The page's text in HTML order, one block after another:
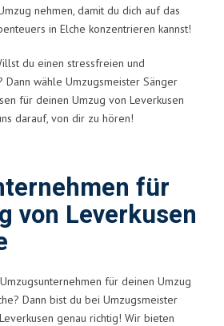
nehmen, damit du dich auf das
in Elche konzentrieren kannst!
du einen stressfreien und
Dann wähle Umzugsmeister Sänger
für deinen Umzug von Leverkusen
darauf, von dir zu hören!
für
von Leverkusen
für deinen Umzug
Dann bist du bei Umzugsmeister
genau richtig! Wir bieten